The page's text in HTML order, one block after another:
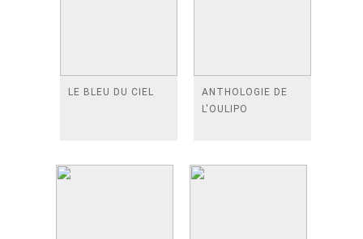
LE BLEU DU CIEL
ANTHOLOGIE DE
L'OULIPO